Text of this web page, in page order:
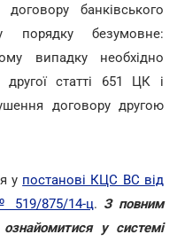
банківського
порядку безумовне:
випадку необхідно
статті 651 ЦК і
договору другою
у постанові КЦС ВС від
519/875/14-ц. З повним
у системі